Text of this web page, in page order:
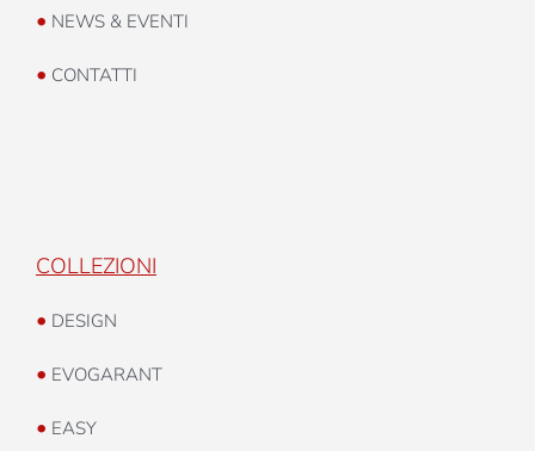
• NEWS & EVENTI
• CONTATTI
COLLEZIONI
• DESIGN
• EVOGARANT
• EASY